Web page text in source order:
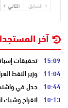
السابق التالي
آخر
15:09 تحقيقات
11:04 وزير النفط
10:44 جدل في
10:13 انفراج وشيك